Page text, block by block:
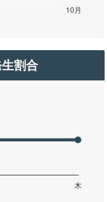
割合